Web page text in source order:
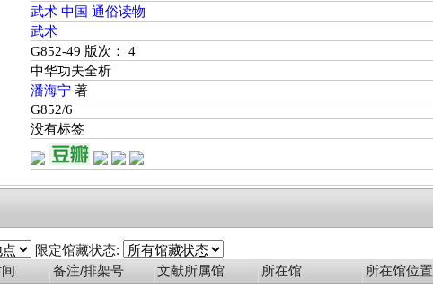
武术 中国 通俗读物
武术
G852-49 版次： 4
中华功夫全析
潘海宁 著
G852/6
没有标签
限定馆藏状态:
备注/排架号 文献所属馆 所在馆 所在馆位置